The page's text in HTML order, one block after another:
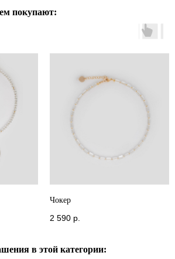
покупают:
Чокер
2 590 р.
в этой категории: